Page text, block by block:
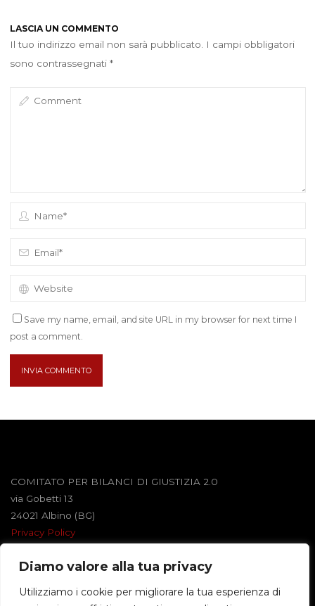
Diamo valore alla tua privacy
Utilizziamo i cookie per migliorare la tua esperienza di
LASCIA UN COMMENTO
Il tuo indirizzo email non sarà pubblicato.
I campi obbligatori
sono contrassegnati *
Save my name, email, and site URL in my browser for next time I
post a comment.
COMITATO PER BILANCI DI GIUSTIZIA 2.0
via Gobetti 13
24021 Albino (BG)
Privacy Policy